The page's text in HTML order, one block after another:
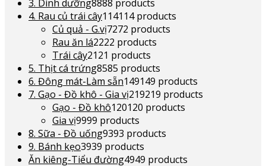
3. Dinh dưỡng8888 products
4. Rau củ trái cây114114 products
Củ quả - G.vị7272 products
Rau ăn lá2222 products
Trái cây2121 products
5. Thịt cá trứng8585 products
6. Đông mát-Làm sẵn149149 products
7. Gạo - Đồ khô - Gia vị219219 products
Gạo - Đồ khô120120 products
Gia vị9999 products
8. Sữa - Đồ uống9393 products
9. Bánh kẹo3939 products
Ăn kiêng-Tiểu đường4949 products